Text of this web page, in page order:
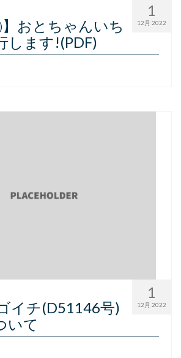
1
12月 2022
】おとちゃんいち
します!(PDF)
1
12月 2022
イチ(D51146号)
いて